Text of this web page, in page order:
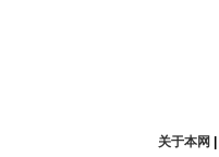
关于本网